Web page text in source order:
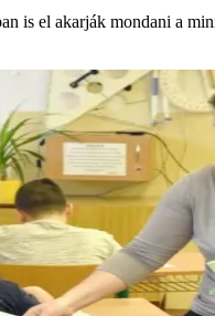
is el akarják mondani a